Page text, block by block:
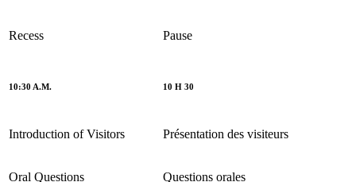
Recess Pause
10:30 A.M. 10 H 30
Introduction of Visitors Présentation des visiteurs
Oral Questions Questions orales